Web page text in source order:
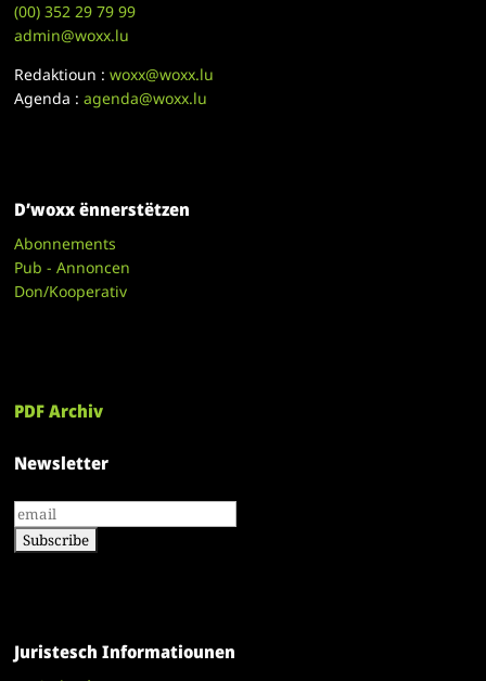
(00)352 29 79 99
admin@woxx.lu
Redaktioun :woxx@woxx.lu
Agenda :agenda@woxx.lu
D’woxx ënnerstëtzen
Abonnements
Pub - Annoncen
Don/Kooperativ
PDF Archiv
Newsletter
Juristesch Informatiounen